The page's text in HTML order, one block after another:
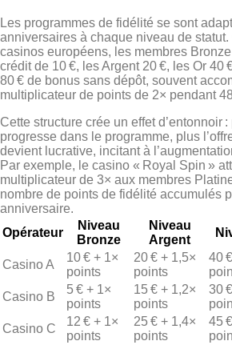
Les programmes de fidélité se sont
anniversaires à chaque niveau de
casinos européens, les membres
crédit de 10 €, les Argent 20 €, les Or 40
80 € de bonus sans dépôt, souvent
multiplicateur de points de 2× pendant
Cette structure crée un effet d’entonnoir
progresse dans le programme, plus
devient lucrative, incitant à
Par exemple, le casino « Royal Spin »
multiplicateur de 3× aux membres
nombre de points de fidélité accumulés
anniversaire.
Opérateur
Niveau
Bronze
Niveau
Argent
Casino A
10 € + 1×
points
20 € + 1,5×
points
40
Casino B
5 € + 1×
points
15 € + 1,2×
points
30
Casino C
12 € + 1×
points
25 € + 1,4×
points
45